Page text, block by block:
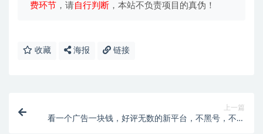
费环节 ，请自行判断 ，本站不负责项目的真伪！
收藏 海报 链接
上一篇
看一个广告一块钱，好评无数的新平台，不黑号，不养